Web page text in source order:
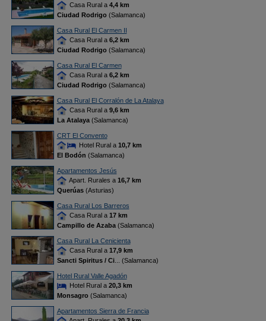
Casa Rural a 4,4 km
Ciudad Rodrigo(Salamanca)
Casa Rural El Carmen II
Casa Rural a 6,2 km
Ciudad Rodrigo(Salamanca)
Casa Rural El Carmen
Casa Rural a 6,2 km
Ciudad Rodrigo(Salamanca)
Casa Rural El Corralón de La Atalaya
Casa Rural a 9,6 km
La Atalaya(Salamanca)
CRT El Convento
Hotel Rural a 10,7 km
El Bodón (Salamanca)
Apartamentos Jesús
Apart. Rurales a 16,7 km
Querúas(Asturias)
Casa Rural Los Barreros
Casa Rural a 17 km
Campillo de Azaba(Salamanca)
Casa Rural La Cenicienta
Casa Rural a 17,9 km
Sancti Spiritus / Ci... (Salamanca)
Hotel Rural Valle Agadón
Hotel Rural a 20,3 km
Monsagro(Salamanca)
Apartamentos Sierra de Francia